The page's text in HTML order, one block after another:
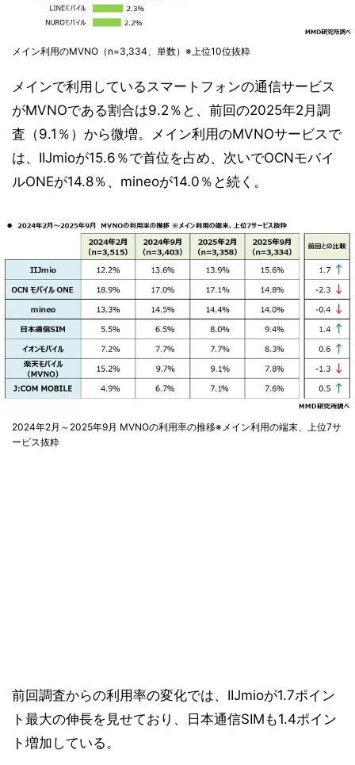
メイン利用のMVNO（n=3,334、単数）※上位10位抜粋
メインで利用しているスマートフォンの通信サービス
がMVNOである割合は9.2％と、前回の2025年2月調
査（9.1％）から微増。メイン利用のMVNOサービスで
は、IIJmioが15.6％で首位を占め、次いでOCNモバイ
ルONEが14.8％、mineoが14.0％と続く。
2024年2月～2025年9月 MVNOの利用率の推移※メイン利用の端末、上位7サ
ービス抜粋
前回調査からの利用率の変化では、IIJmioが1.7ポイン
ト最大の伸長を見せており、日本通信SIMも1.4ポイン
ト増加している。